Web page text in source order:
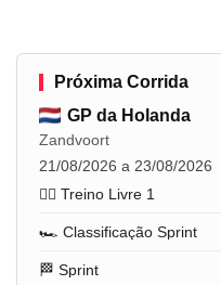
Próxima Corrida
GP da Holanda
Zandvoort
21/08/2026 a 23/08/2026
🏋️‍♂️ Treino Livre 1
🏎️ Classificação Sprint
🏁 Sprint